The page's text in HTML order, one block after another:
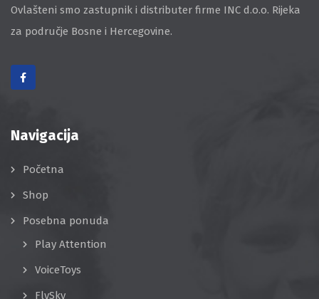
Ovlašteni smo zastupnik i distributer firme INC d.o.o. Rijeka
za područje Bosne i Hercegovine.
Navigacija
Početna
Shop
Posebna ponuda
Play Attention
VoiceToys
FlySky